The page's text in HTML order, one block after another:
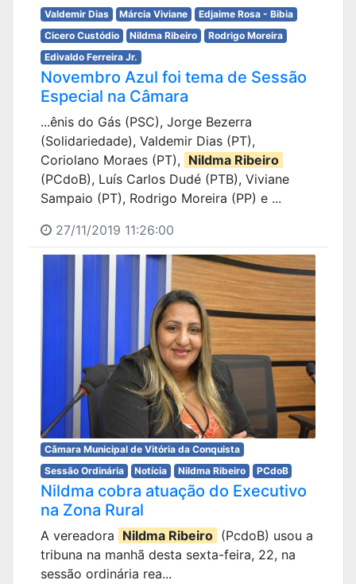
Valdemir Dias
Márcia Viviane
Edjaime Rosa - Bibia
Cicero Custódio
Nildma Ribeiro
Rodrigo Moreira
Edivaldo Ferreira Jr.
Novembro Azul foi tema de Sessão
Especial na Câmara
...ênis do Gás (PSC), Jorge Bezerra
(Solidariedade), Valdemir Dias (PT),
Coriolano Moraes (PT), Nildma Ribeiro
(PCdoB), Luís Carlos Dudé (PTB), Viviane
Sampaio (PT), Rodrigo Moreira (PP) e ...
27/11/2019 11:26:00
Câmara Municipal de Vitória da Conquista
Sessão Ordinária
Notícia Nildma Ribeiro PCdoB
Nildma cobra atuação do Executivo
na Zona Rural
A vereadora Nildma Ribeiro (PcdoB) usou a
tribuna na manhã desta sexta-feira, 22, na
sessão ordinária rea...